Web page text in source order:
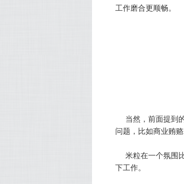
工作磨合更顺畅。
当然，前面提到
问题，比如商业贿
米粒在一个氛围
下工作。